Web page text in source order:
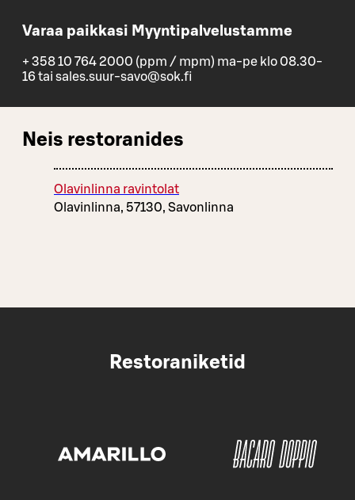
Varaa paikkasi Myyntipalvelustamme
+ 358 10 764 2000 (ppm / mpm) ma-pe klo 08.30-
16 tai sales.suur-savo@sok.fi
Neis restoranides
Olavinlinna ravintolat
Olavinlinna, 57130, Savonlinna
Restoraniketid